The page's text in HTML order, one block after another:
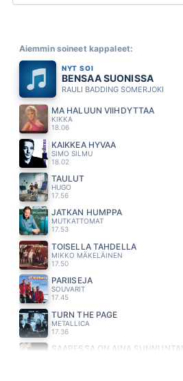
Aiemmin soineet kappaleet:
NYT SOI
BENSAA SUONISSA
RAULI BADDING SOMERJOKI
MA HALUUN VIIHDYTTAA
KIKKA
18.06
KAIKKEA HYVÄÄ
SIMO SILMU
18.02
TAULUT
HUGO
17.56
JÄTKÄN HUMPPA
MUTKATTOMAT
17.53
TOISELLA TÄHDELLÄ
MIKKO MÄKELÄINEN
17.50
PARIISEJA
SOUVARIT
17.45
TURN THE PAGE
METALLICA
17.36
SAARESSA ON AINA SUNNUNTAI